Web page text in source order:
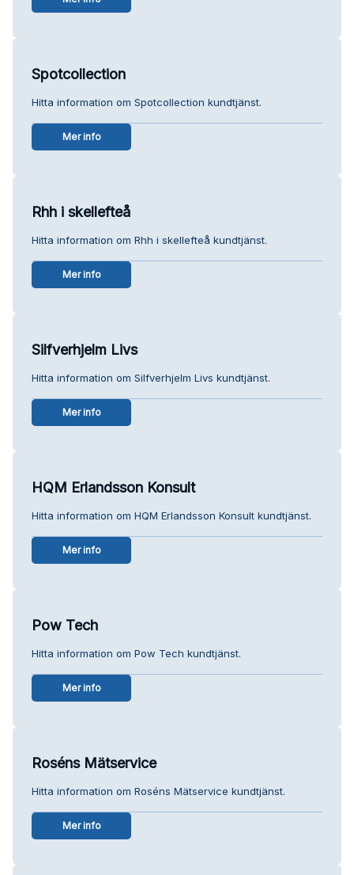
Spotcollection
Hitta information om Spotcollection kundtjänst.
Mer info
Rhh i skellefteå
Hitta information om Rhh i skellefteå kundtjänst.
Mer info
Silfverhjelm Livs
Hitta information om Silfverhjelm Livs kundtjänst.
Mer info
HQM Erlandsson Konsult
Hitta information om HQM Erlandsson Konsult kundtjänst.
Mer info
Pow Tech
Hitta information om Pow Tech kundtjänst.
Mer info
Roséns Mätservice
Hitta information om Roséns Mätservice kundtjänst.
Mer info